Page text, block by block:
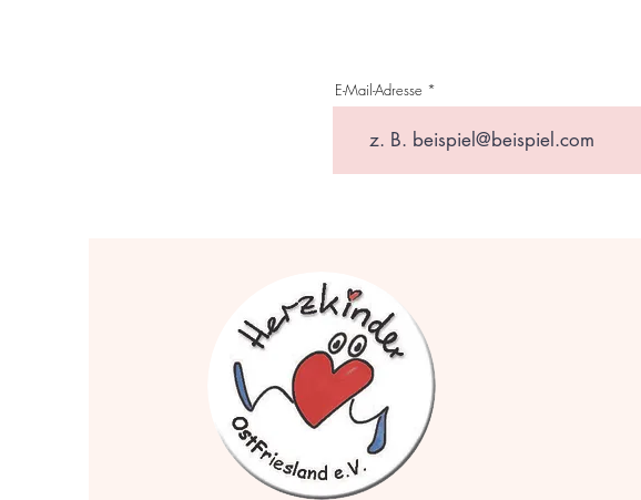
E-Mail-Adresse